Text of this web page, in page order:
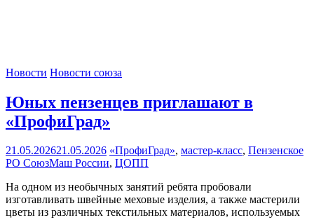
Новости Новости союза
Юных пензенцев приглашают в
«ПрофиГрад»
21.05.202621.05.2026 «ПрофиГрад», мастер-класс, Пензенское
РО СоюзМаш России, ЦОПП
На одном из необычных занятий ребята пробовали
изготавливать швейные меховые изделия, а также мастерили
цветы из различных текстильных материалов, используемых